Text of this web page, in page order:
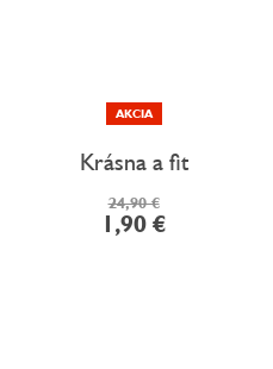
AKCIA
Krásna a fit
24,90 €
1,90 €